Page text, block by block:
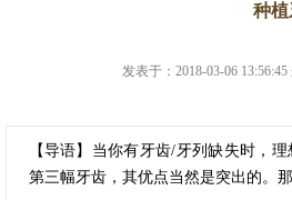
种植
发表于：2018-03-06 13:56:45
【导语】当你有牙齿/牙列缺失时，
第三幅牙齿，其优点当然是突出的。那